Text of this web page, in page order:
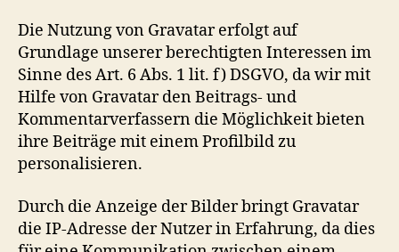
Die Nutzung von Gravatar erfolgt auf
Grundlage unserer berechtigten Interessen im
Sinne des Art. 6 Abs. 1 lit. f) DSGVO, da wir mit
Hilfe von Gravatar den Beitrags- und
Kommentarverfassern die Möglichkeit bieten
ihre Beiträge mit einem Profilbild zu
personalisieren.
Durch die Anzeige der Bilder bringt Gravatar
die IP-Adresse der Nutzer in Erfahrung, da dies